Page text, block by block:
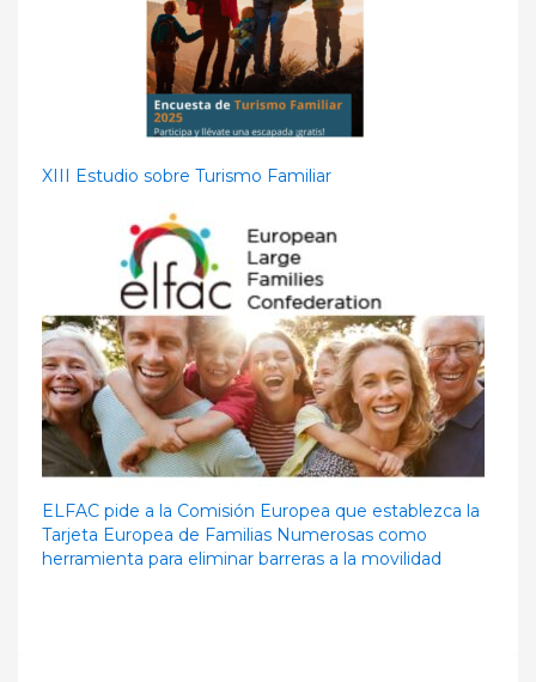
XIII Estudio sobre Turismo Familiar
ELFAC pide a la Comisión Europea que establezca la
Tarjeta Europea de Familias Numerosas como
herramienta para eliminar barreras a la movilidad